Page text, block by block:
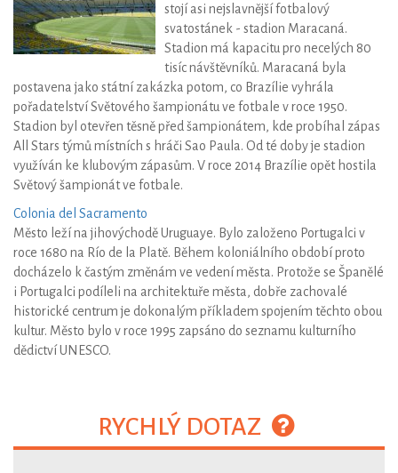
stojí asi nejslavnější fotbalový
svatostánek - stadion Maracaná.
Stadion má kapacitu pro necelých 80
tisíc návštěvníků. Maracaná byla
postavena jako státní zakázka potom, co Brazílie vyhrála
pořadatelství Světového šampionátu ve fotbale v roce 1950.
Stadion byl otevřen těsně před šampionátem, kde probíhal zápas
All Stars týmů místních s hráči Sao Paula. Od té doby je stadion
využíván ke klubovým zápasům. V roce 2014 Brazílie opět hostila
Světový šampionát ve fotbale.
Colonia del Sacramento
Město leží na jihovýchodě Uruguaye. Bylo založeno Portugalci v
roce 1680 na Río de la Platě. Během koloniálního období proto
docházelo k častým změnám ve vedení města. Protože se Španělé
i Portugalci podíleli na architektuře města, dobře zachovalé
historické centrum je dokonalým příkladem spojením těchto obou
kultur. Město bylo v roce 1995 zapsáno do seznamu kulturního
dědictví UNESCO.
RYCHLÝ DOTAZ